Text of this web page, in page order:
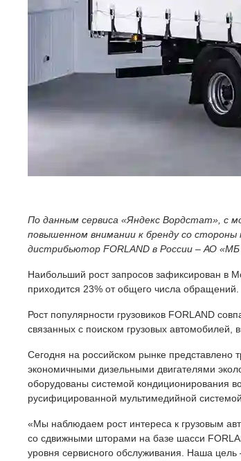
По данным сервиса «Яндекс Вордстат», с
повышенном внимании к бренду со
дистрибьютор FORLAND в России – АО «МБ
Наибольший рост запросов зафиксирован в
приходится 23% от общего числа обращений.
Рост популярности грузовиков FORLAND
связанных с поиском грузовых автомобилей,
Сегодня на российском рынке
экономичными дизельными двигателями
оборудованы системой кондиционирования
русифицированной мультимедийной
«Мы наблюдаем рост интереса к грузовым
со сдвижными шторами на базе шасси
уровня сервисного обслуживания. Наша